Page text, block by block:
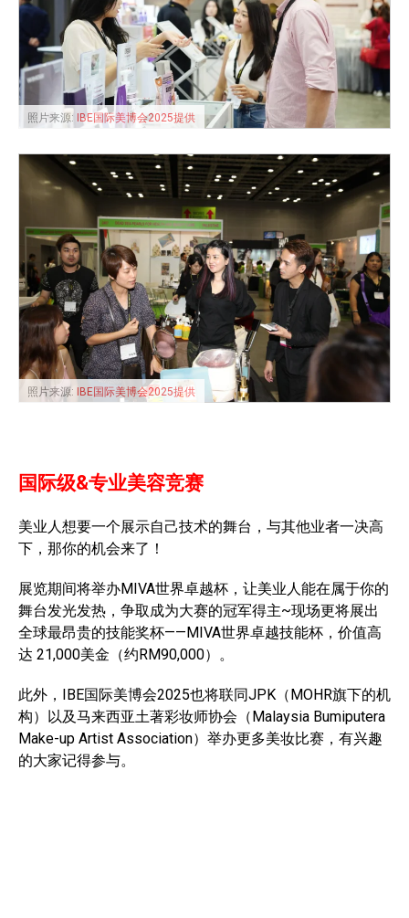
照片来源: IBE国际美博会2025提供
照片来源: IBE国际美博会2025提供
国际级&专业美容竞赛
美业人想要一个展示自己技术的舞台，与其他业者一决高
下，那你的机会来了！
展览期间将举办MIVA世界卓越杯，让美业人能在属于你的
舞台发光发热，争取成为大赛的冠军得主~现场更将展出
全球最昂贵的技能奖杯——MIVA世界卓越技能杯，价值高
达 21,000美金（约RM90,000）。
此外，IBE国际美博会2025也将联同JPK（MOHR旗下的机
构）以及马来西亚土著彩妆师协会（Malaysia Bumiputera
Make-up Artist Association）举办更多美妆比赛，有兴趣
的大家记得参与。